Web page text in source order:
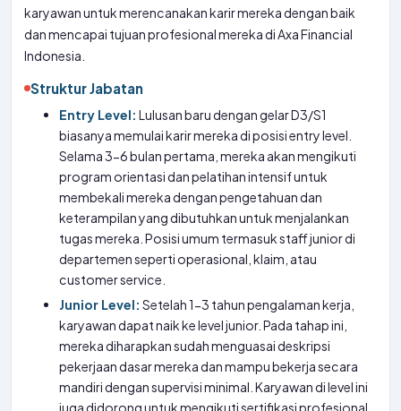
karyawan untuk merencanakan karir mereka dengan baik
dan mencapai tujuan profesional mereka di Axa Financial
Indonesia.
Struktur Jabatan
Entry Level: Lulusan baru dengan gelar D3/S1
biasanya memulai karir mereka di posisi entry level.
Selama 3-6 bulan pertama, mereka akan mengikuti
program orientasi dan pelatihan intensif untuk
membekali mereka dengan pengetahuan dan
keterampilan yang dibutuhkan untuk menjalankan
tugas mereka. Posisi umum termasuk staff junior di
departemen seperti operasional, klaim, atau
customer service.
Junior Level: Setelah 1-3 tahun pengalaman kerja,
karyawan dapat naik ke level junior. Pada tahap ini,
mereka diharapkan sudah menguasai deskripsi
pekerjaan dasar mereka dan mampu bekerja secara
mandiri dengan supervisi minimal. Karyawan di level ini
juga didorong untuk mengikuti sertifikasi profesional